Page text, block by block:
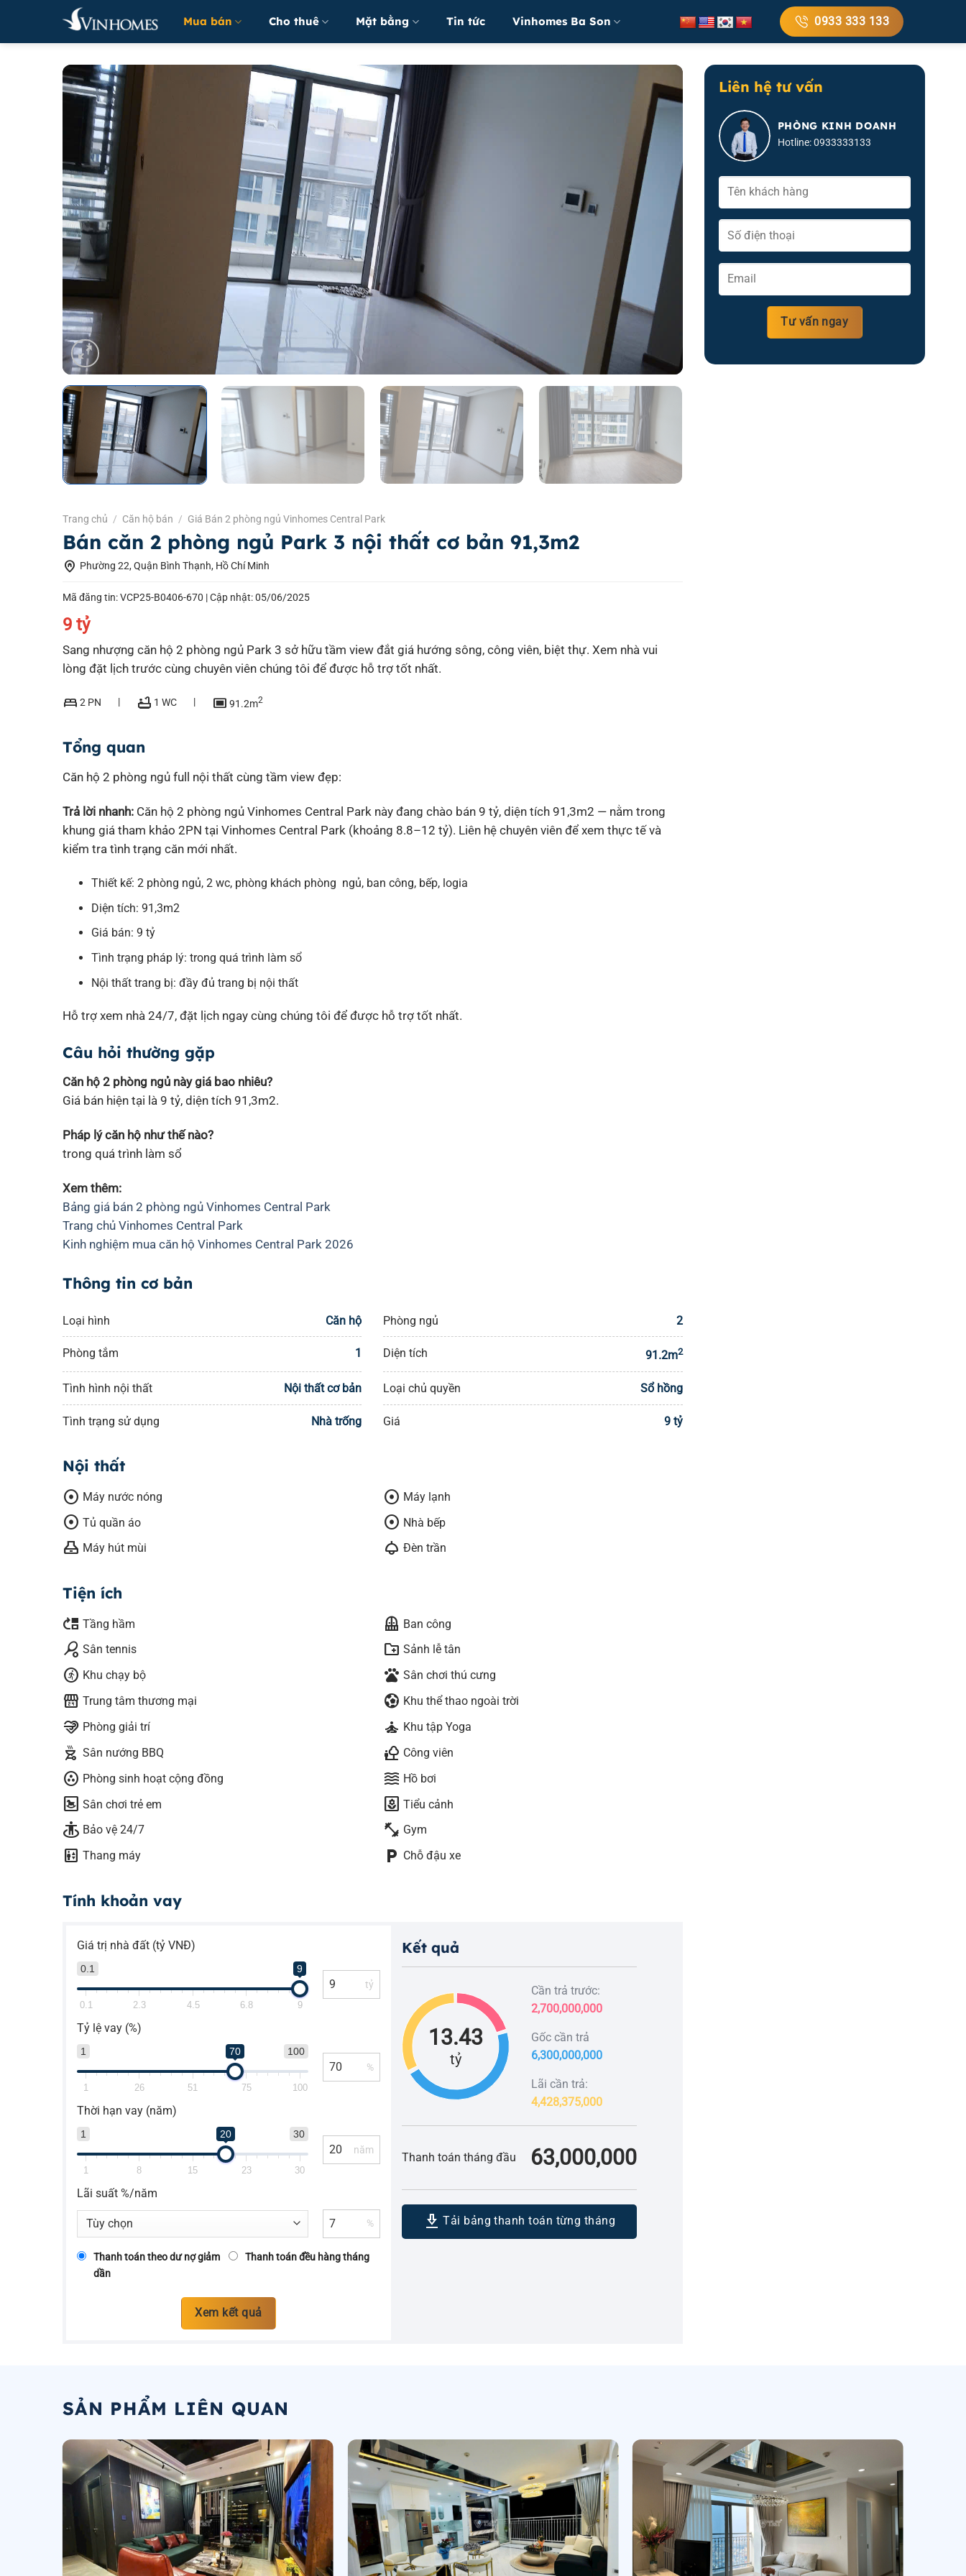
nội
Mua bán Cho thuê Mặt bằng Tin tức Vinhomes Ba Son 0933 333 133
Trang chủ / Căn hộ bán / Giá Bán 2 phòng ngủ Vinhomes Central Park
Bán căn 2 phòng ngủ Park 3 nội thất cơ bản 91,3m2
home_pin Phường 22, Quận Bình Thạnh, Hồ Chí Minh
Mã đăng tin: VCP25-B0406-670 |Cập nhật: 05/06/2025
9 tỷ
Sang nhượng căn hộ 2 phòng ngủ Park 3 sở hữu tầm view đắt giá hướng sông, công viên, biệt thự. Xem nhà vui
lòng đặt lịch trước cùng chuyên viên chúng tôi để được hỗ trợ tốt nhất.
bed 2 PN bathtub 1 WC capture 91.2m2
Tổng quan
Căn hộ 2 phòng ngủ full nội thất cùng tầm view đẹp:
Trả lời nhanh: Căn hộ 2 phòng ngủ Vinhomes Central Park này đang chào bán 9 tỷ, diện tích 91,3m2 — nằm trong
khung giá tham khảo 2PN tại Vinhomes Central Park (khoảng 8.8–12 tỷ). Liên hệ chuyên viên để xem thực tế và
kiểm tra tình trạng căn mới nhất.
Thiết kế: 2 phòng ngủ, 2 wc, phòng khách phòng ngủ, ban công, bếp, logia
Diện tích: 91,3m2
Giá bán: 9 tỷ
Tình trạng pháp lý: trong quá trình làm sổ
Nội thất trang bị: đầy đủ trang bị nội thất
Hỗ trợ xem nhà 24/7, đặt lịch ngay cùng chúng tôi để được hỗ trợ tốt nhất.
Câu hỏi thường gặp
Căn hộ 2 phòng ngủ này giá bao nhiêu?
Giá bán hiện tại là 9 tỷ, diện tích 91,3m2.
Pháp lý căn hộ như thế nào?
trong quá trình làm sổ
Xem thêm:
Bảng giá bán 2 phòng ngủ Vinhomes Central Park
Trang chủ Vinhomes Central Park
Kinh nghiệm mua căn hộ Vinhomes Central Park 2026
Thông tin cơ bản
Loại hình Căn hộ Phòng ngủ 2
Phòng tắm 1 Diện tích 91.2m2
Tình hình nội thất Nội thất cơ bản Loại chủ quyền Sổ hồng
Tình trạng sử dụng Nhà trống Giá 9 tỷ
Nội thất
adjust Máy nước nóng adjust Máy lạnh
adjust Tủ quần áo adjust Nhà bếp
range_hood Máy hút mùi light Đèn trần
Tiện ích
move_up Tầng hầm balcony Ban công
sports_tennis Sân tennis create_new_folder Sảnh lễ tân
run_circle Khu chạy bộ pets Sân chơi thú cưng
local_convenience_store Trung tâm thương mại sports_and_outdoors Khu thể thao ngoài trời
relax Phòng giải trí self_improvement Khu tập Yoga
outdoor_grill Sân nướng BBQ nature_people Công viên
communities Phòng sinh hoạt cộng đồng waves Hồ bơi
bedroom_baby Sân chơi trẻ em yard Tiểu cảnh
guardian Bảo vệ 24/7 fitness_center Gym
elevator Thang máy local_parking Chỗ đậu xe
Tính khoản vay
Giá trị nhà đất (tỷ VNĐ)
0.1 9
0.1 2.3 4.5 6.8 9
tỷ
Tỷ lệ vay (%)
1 100
70
1 26 51 75 100
%
Thời hạn vay (năm)
1 30
20
1 8 15 23 30
năm
Lãi suất %/năm
%
Thanh toán theo dư nợ giảm
dần
Thanh toán đều hàng tháng
Xem kết quả
Kết quả
13.43
tỷ
Cần trả trước:
2,700,000,000
Gốc cần trả
6,300,000,000
Lãi cần trả:
4,428,375,000
Thanh toán tháng đầu 63,000,000
download_2 Tải bảng thanh toán từng tháng
Liên hệ tư vấn
PHÒNG KINH DOANH
Hotline: 0933333133
SẢN PHẨM LIÊN QUAN